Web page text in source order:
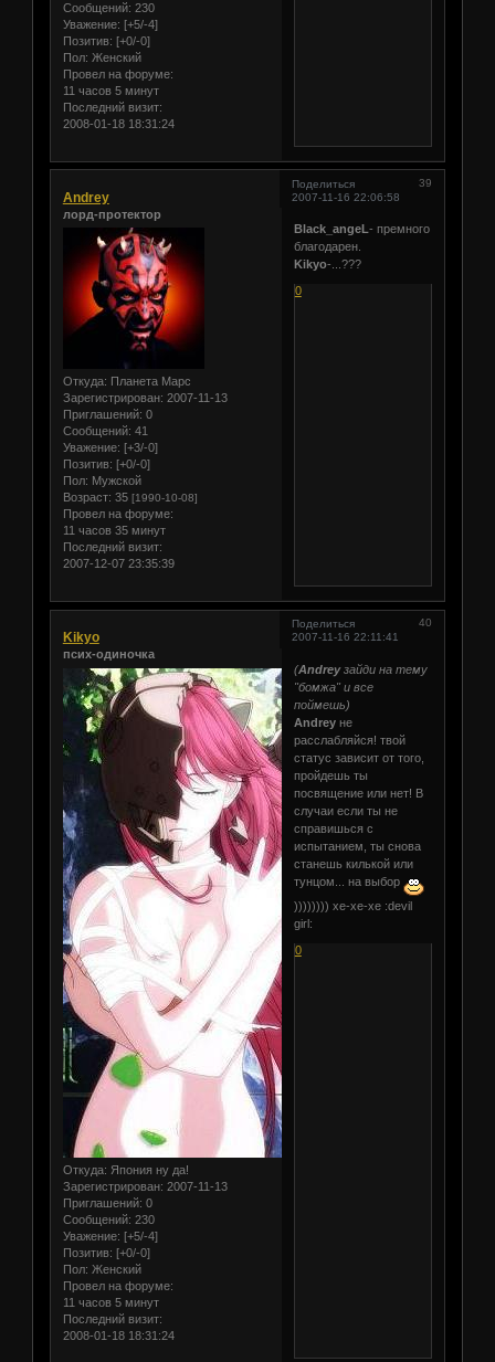
Сообщений: 230
Уважение: [+5/-4]
Позитив: [+0/-0]
Пол: Женский
Провел на форуме:
11 часов 5 минут
Последний визит:
2008-01-18 18:31:24
Поделиться
39
2007-11-16 22:06:58
Andrey
лорд-протектор
Откуда: Планета Марс
Зарегистрирован: 2007-11-13
Приглашений: 0
Сообщений: 41
Уважение: [+3/-0]
Позитив: [+0/-0]
Пол: Мужской
Возраст: 35 [1990-10-08]
Провел на форуме:
11 часов 35 минут
Последний визит:
2007-12-07 23:35:39
Black_angeL- премного
благодарен.
Kikyo-...???
0
Поделиться
40
2007-11-16 22:11:41
Kikyo
псих-одиночка
Откуда: Япония ну да!
Зарегистрирован: 2007-11-13
Приглашений: 0
Сообщений: 230
Уважение: [+5/-4]
Позитив: [+0/-0]
Пол: Женский
Провел на форуме:
11 часов 5 минут
Последний визит:
2008-01-18 18:31:24
(Andreyзайди на тему
"бомжа" и все
поймешь)
Andreyне
расслабляйся! твой
статус зависит от того,
пройдешь ты
посвящение или нет! В
случаи если ты не
справишься с
испытанием, ты снова
станешь килькой или
тунцом... на выбор
)))))))) хе-хе-хе :devil
girl:
0